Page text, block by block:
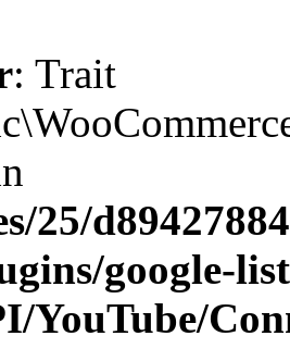
: Trait
25/
google-
YouTube/